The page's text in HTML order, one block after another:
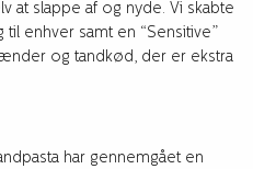
at slappe af og nyde. Vi skabte
enhver samt en “Sensitive”
og tandkød, der er ekstra
har gennemgået en